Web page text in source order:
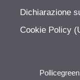
Dichiarazione
Cookie Policy